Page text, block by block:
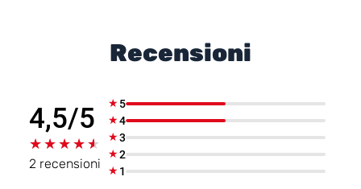
Recensioni
4,5/5
★★★★★
★★★★★
2 recensioni
★5
★4
★3
★2
★1